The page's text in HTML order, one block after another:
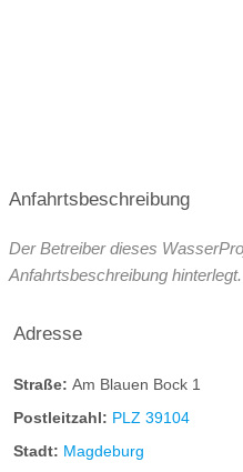
Anfahrtsbeschreibung
Der Betreiber dieses
Anfahrtsbeschreibung hinterlegt.
Adresse
Straße: Am Blauen Bock 1
Postleitzahl: PLZ 39104
Stadt: Magdeburg